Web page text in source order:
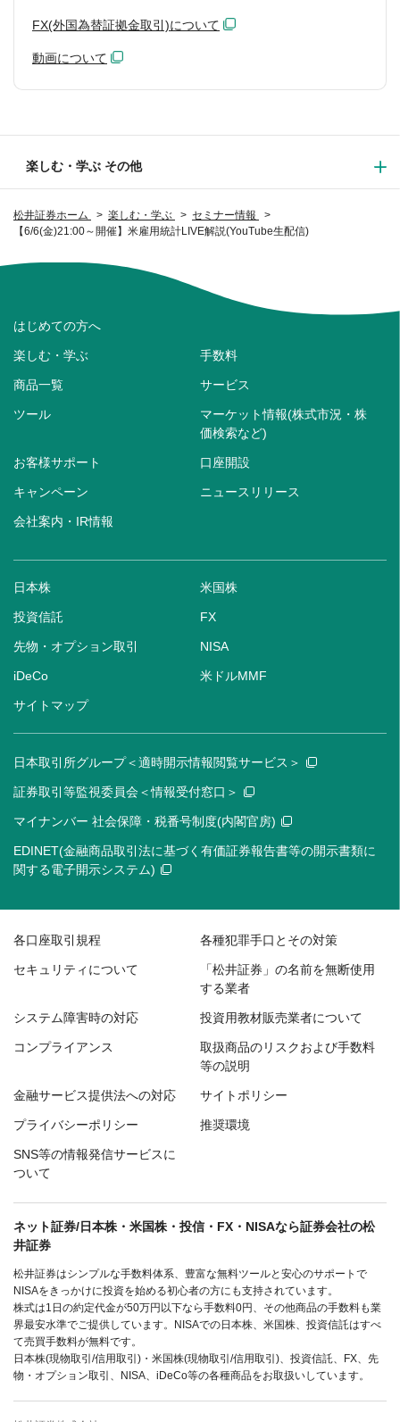
松井証券ホーム 楽しむ・学ぶ
セミナー情報
【6/6(金)21:00～開催】米雇用統計LIVE解説(YouTube生配信)
FX(外国為替証拠金取引)について
動画について
楽しむ・学ぶ その他
はじめての方へ
楽しむ・学ぶ 手数料
商品一覧 サービス
ツール
マーケット情報(株式市況・株
価検索など)
お客様サポート 口座開設
キャンペーン ニュースリリース
会社案内・IR情報
日本株 米国株
投資信託 FX
先物・オプション取引 NISA
iDeCo 米ドルMMF
サイトマップ
日本取引所グループ＜適時開示情報閲覧サービス＞
証券取引等監視委員会＜情報受付窓口＞
マイナンバー 社会保障・税番号制度(内閣官房)
EDINET(金融商品取引法に基づく有価証券報告書等の開示書類に
関する電子開示システム)
各口座取引規程 各種犯罪手口とその対策
セキュリティについて
「松井証券」の名前を無断使用
する業者
システム障害時の対応 投資用教材販売業者について
コンプライアンス
取扱商品のリスクおよび手数料
等の説明
金融サービス提供法への対応 サイトポリシー
プライバシーポリシー 推奨環境
SNS等の情報発信サービスに
ついて
ネット証券/日本株・米国株・投信・FX・NISAなら証券会社の松
井証券
松井証券はシンプルな手数料体系、豊富な無料ツールと安心のサポートで
NISAをきっかけに投資を始める初心者の方にも支持されています。
株式は1日の約定代金が50万円以下なら手数料0円、その他商品の手数料も業
界最安水準でご提供しています。NISAでの日本株、米国株、投資信託はすべ
て売買手数料が無料です。
日本株(現物取引/信用取引)・米国株(現物取引/信用取引)、投資信託、FX、先
物・オプション取引、NISA、iDeCo等の各種商品をお取扱いしています。